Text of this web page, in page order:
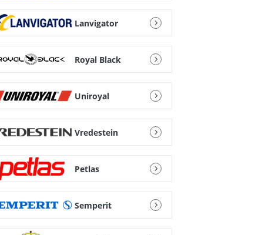
Lanvigator
Royal Black
Uniroyal
Vredestein
Petlas
Semperit